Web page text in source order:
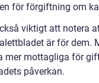
för förgiftning om
viktigt att notera
är för dem.
mer mottagliga för
påverkan.